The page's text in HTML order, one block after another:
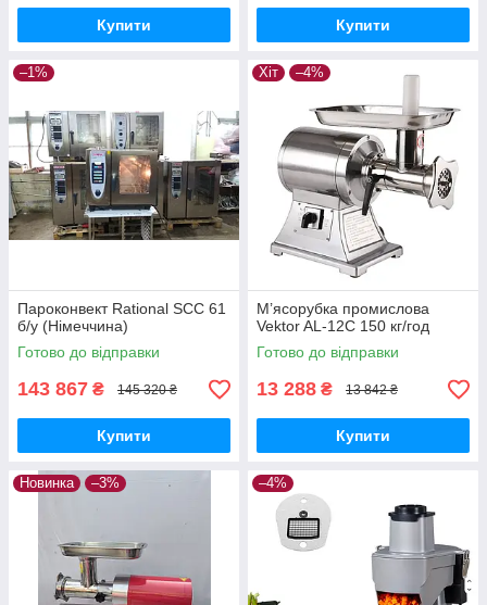
Купити Купити
–1%
Пароконвект Rational SCC 61
б/у (Німеччина)
Готово до відправки
143 867 ₴ 145 320 ₴
Купити
Хіт –4%
М’ясорубка промислова
Vektor AL-12C 150 кг/год
Готово до відправки
13 288 ₴ 13 842 ₴
Купити
Новинка –3% –4%